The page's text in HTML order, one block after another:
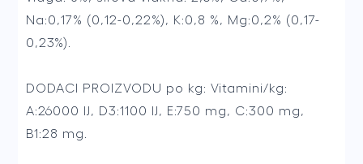
Na:0,17% (0,12-0,22%), K:0,8 %, Mg:0,2% (0,17-
0,23%).
DODACI PROIZVODU po kg: Vitamini/kg:
A:26000 IJ, D3:1100 IJ, E:750 mg, C:300 mg,
B1:28 mg.